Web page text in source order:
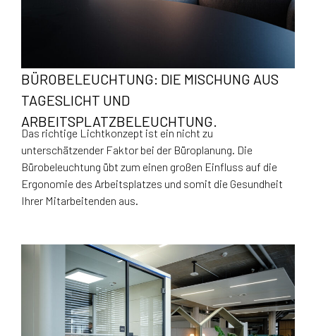
BÜROBELEUCHTUNG: DIE MISCHUNG AUS
TAGESLICHT UND
ARBEITSPLATZBELEUCHTUNG.
Das richtige Lichtkonzept ist ein nicht zu
unterschätzender Faktor bei der Büroplanung. Die
Bürobeleuchtung übt zum einen großen Einfluss auf die
Ergonomie des Arbeitsplatzes und somit die Gesundheit
Ihrer Mitarbeitenden aus.